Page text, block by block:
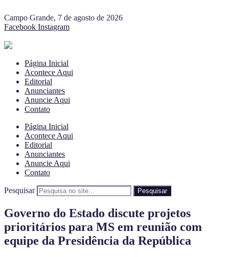
Campo Grande, 7 de agosto de 2026
Facebook Instagram
Página Inicial
Acontece Aqui
Editorial
Anunciantes
Anuncie Aqui
Contato
Página Inicial
Acontece Aqui
Editorial
Anunciantes
Anuncie Aqui
Contato
Pesquisar Pesquisar
Governo do Estado discute projetos
prioritários para MS em reunião com
equipe da Presidência da República